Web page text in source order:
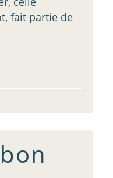
fait partie de